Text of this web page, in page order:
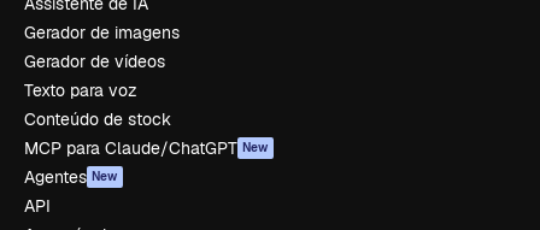
Gerador de imagens
Gerador de vídeos
Texto para voz
Conteúdo de stock
MCP para Claude/ChatGPT New
Agentes New
API